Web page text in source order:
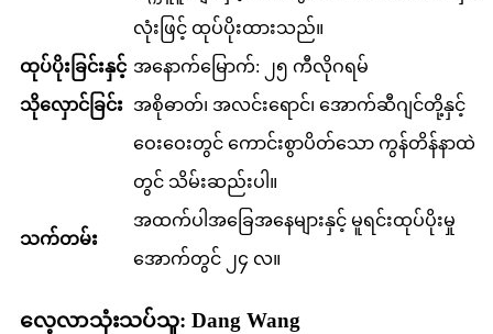
ထုပ်ပိုးခြင်းနှင့်
သိုလှောင်ခြင်း
လုံးဖြင့် ထုပ်ပိုးထားသည်။
အနောက်မြောက်: ၂၅ ကီလိုဂရမ်
အစိုဓာတ်၊ အလင်းရောင်၊ အောက်ဆီဂျင်တို့နှင့်
ဝေးဝေးတွင် ကောင်းစွာပိတ်သော ကွန်တိန်နာထဲ
တွင် သိမ်းဆည်းပါ။
သက်တမ်း
အထက်ပါအခြေအနေများနှင့် မူရင်းထုပ်ပိုးမှု
အောက်တွင် ၂၄ လ။
လေ့လာသုံးသပ်သူ: Dang Wang